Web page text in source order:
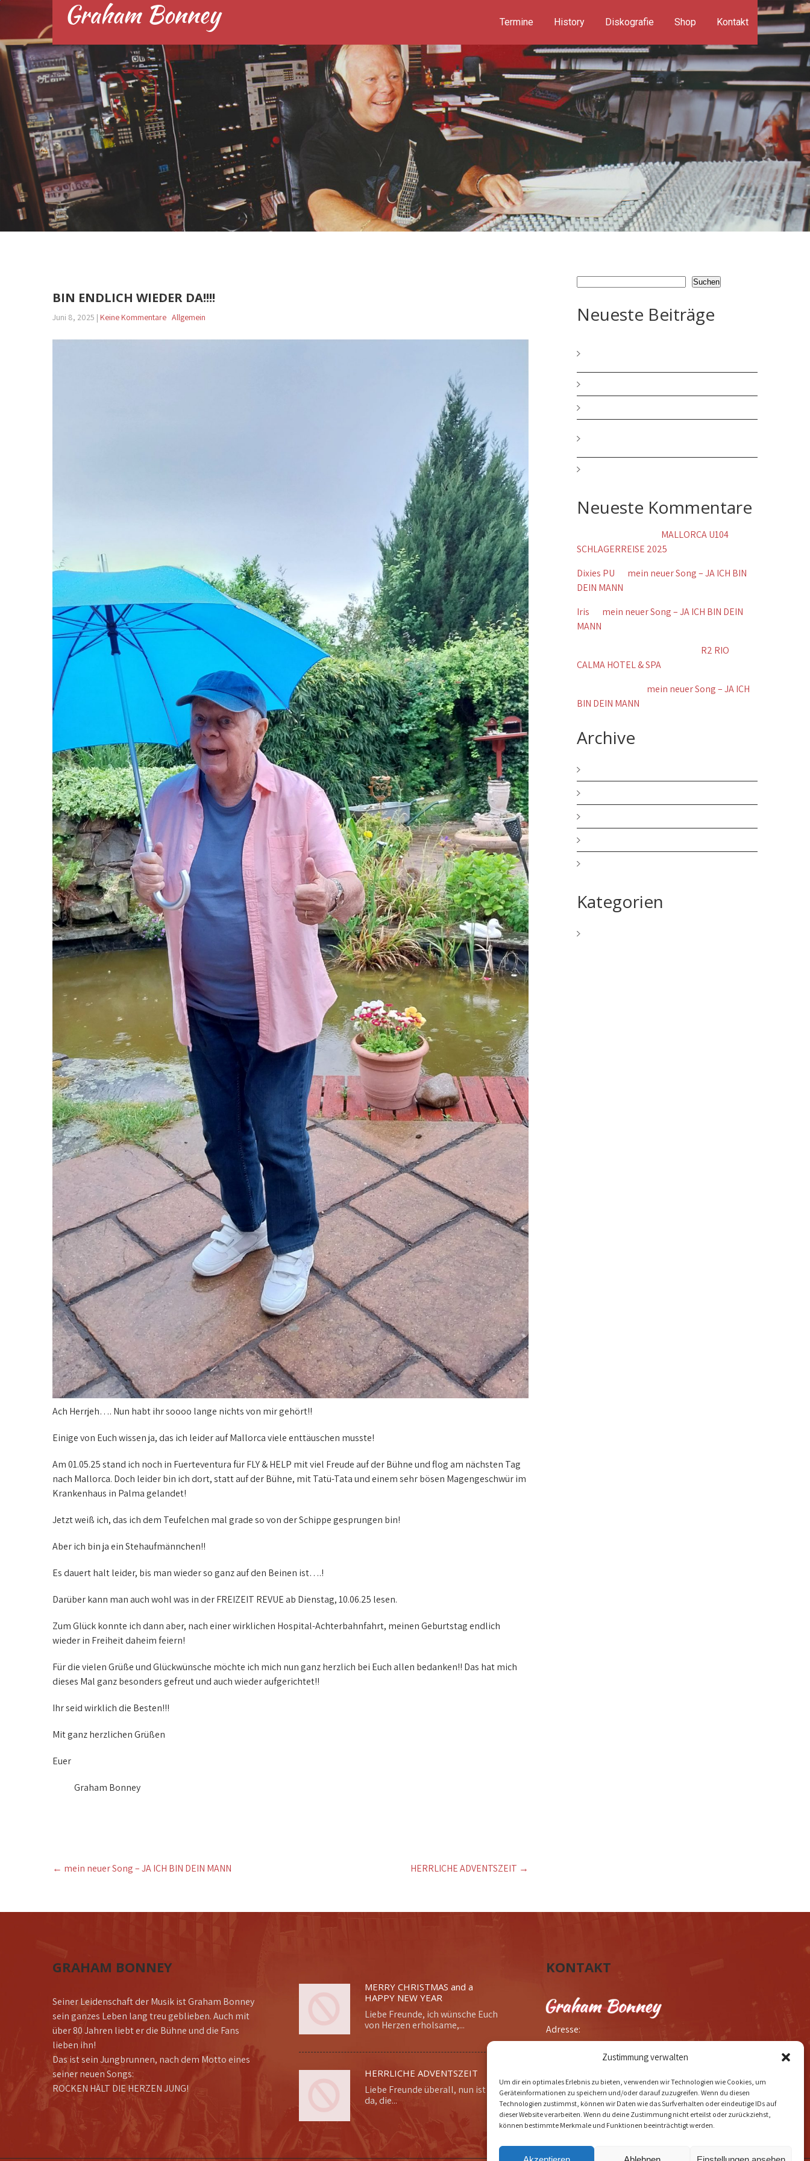
Zustimmung verwalten
Um dir ein optimales Erlebnis zu bieten, verwenden wir Technologien wie Cookies, um
Geräteinformationen zu speichern und/oder darauf zuzugreifen. Wenn du diesen
Technologien zustimmst, können wir Daten wie das Surfverhalten oder eindeutige IDs auf
dieser Website verarbeiten. Wenn du deine Zustimmung nicht erteilst oder zurückziehst,
können bestimmte Merkmale und Funktionen beeinträchtigt werden.
Graham Bonney Termine History Diskografie Shop Kontakt
BIN ENDLICH WIEDER DA!!!!
Juni 8, 2025 | Keine Kommentare Allgemein
Ach Herrjeh…. Nun habt ihr soooo lange nichts von mir gehört!!
Einige von Euch wissen ja, das ich leider auf Mallorca viele enttäuschen musste!
Am 01.05.25 stand ich noch in Fuerteventura für FLY & HELP mit viel Freude auf der Bühne und flog am nächsten Tag
nach Mallorca. Doch leider bin ich dort, statt auf der Bühne, mit Tatü-Tata und einem sehr bösen Magengeschwür im
Krankenhaus in Palma gelandet!
Jetzt weiß ich, das ich dem Teufelchen mal grade so von der Schippe gesprungen bin!
Aber ich bin ja ein Stehaufmännchen!!
Es dauert halt leider, bis man wieder so ganz auf den Beinen ist….!
Darüber kann man auch wohl was in der FREIZEIT REVUE ab Dienstag, 10.06.25 lesen.
Zum Glück konnte ich dann aber, nach einer wirklichen Hospital-Achterbahnfahrt, meinen Geburtstag endlich
wieder in Freiheit daheim feiern!
Für die vielen Grüße und Glückwünsche möchte ich mich nun ganz herzlich bei Euch allen bedanken!! Das hat mich
dieses Mal ganz besonders gefreut und auch wieder aufgerichtet!!
Ihr seid wirklich die Besten!!!
Mit ganz herzlichen Grüßen
Euer
Graham Bonney
Post
navigation
← mein neuer Song – JA ICH BIN DEIN MANN HERRLICHE ADVENTSZEIT →
Suchen
Neueste Beiträge
Neueste Kommentare
MALLORCA U104
SCHLAGERREISE 2025
Dixies PU
mein neuer Song – JA ICH BIN
DEIN MANN
Iris
mein neuer Song – JA ICH BIN DEIN
MANN
R2 RIO
CALMA HOTEL & SPA
mein neuer Song – JA ICH
BIN DEIN MANN
Archive
Kategorien
GRAHAM BONNEY
Seiner Leidenschaft der Musik ist Graham Bonney
sein ganzes Leben lang treu geblieben. Auch mit
über 80 Jahren liebt er die Bühne und die Fans
lieben ihn!
Das ist sein Jungbrunnen, nach dem Motto eines
seiner neuen Songs:
ROCKEN HÄLT DIE HERZEN JUNG!
MERRY CHRISTMAS and a
HAPPY NEW YEAR
Liebe Freunde, ich wünsche Euch
von Herzen erholsame,...
HERRLICHE ADVENTSZEIT
Liebe Freunde überall, nun ist sie
da, die...
KONTAKT
Adresse:
DOLLYWOLF MUSIC VERLAG
Buirer Weg 23